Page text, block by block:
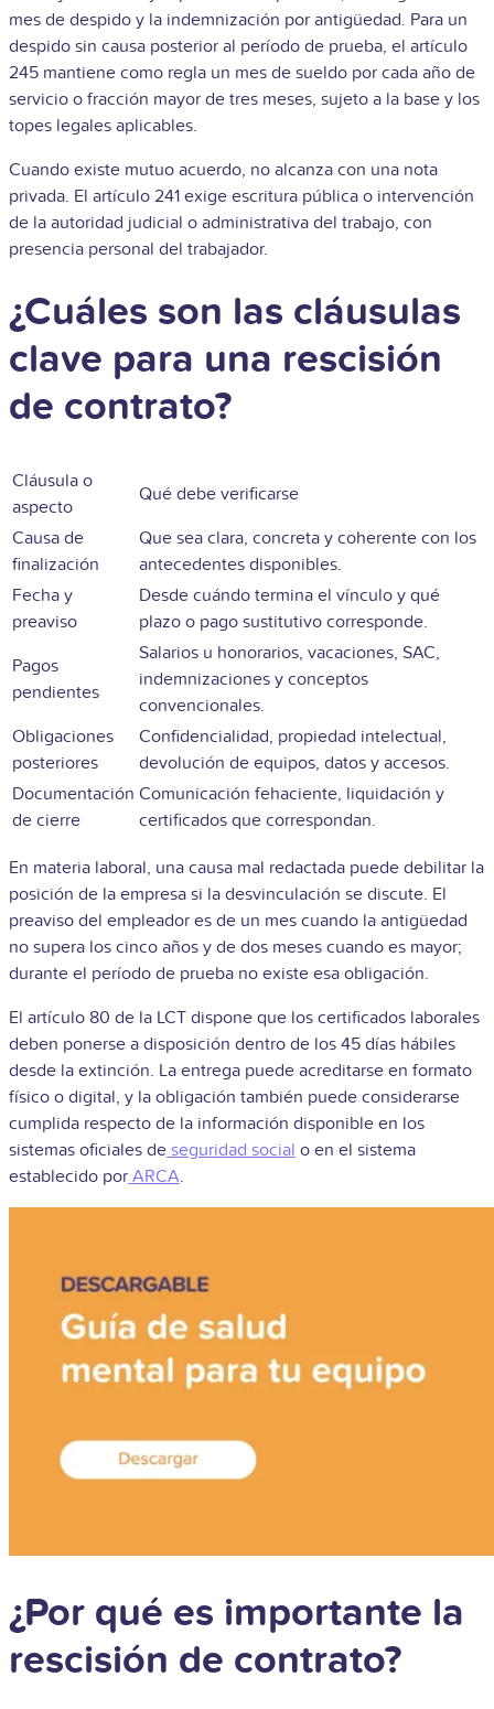
mes de despido y la indemnización por antigüedad. Para un
despido sin causa posterior al período de prueba, el artículo
245 mantiene como regla un mes de sueldo por cada año de
servicio o fracción mayor de tres meses, sujeto a la base y los
topes legales aplicables.
Cuando existe mutuo acuerdo, no alcanza con una nota
privada. El artículo 241 exige escritura pública o intervención
de la autoridad judicial o administrativa del trabajo, con
presencia personal del trabajador.
¿Cuáles son las cláusulas
clave para una rescisión
de contrato?
Cláusula o
aspecto
Qué debe verificarse
Causa de
finalización
Que sea clara, concreta y coherente con los
antecedentes disponibles.
Fecha y
preaviso
Desde cuándo termina el vínculo y qué
plazo o pago sustitutivo corresponde.
Pagos
pendientes
Salarios u honorarios, vacaciones, SAC,
indemnizaciones y conceptos
convencionales.
Obligaciones
posteriores
Confidencialidad, propiedad intelectual,
devolución de equipos, datos y accesos.
Documentación
de cierre
Comunicación fehaciente, liquidación y
certificados que correspondan.
En materia laboral, una causa mal redactada puede debilitar la
posición de la empresa si la desvinculación se discute. El
preaviso del empleador es de un mes cuando la antigüedad
no supera los cinco años y de dos meses cuando es mayor;
durante el período de prueba no existe esa obligación.
El artículo 80 de la LCT dispone que los certificados laborales
deben ponerse a disposición dentro de los 45 días hábiles
desde la extinción. La entrega puede acreditarse en formato
físico o digital, y la obligación también puede considerarse
cumplida respecto de la información disponible en los
sistemas oficiales de seguridad social o en el sistema
establecido por ARCA.
¿Por qué es importante la
rescisión de contrato?